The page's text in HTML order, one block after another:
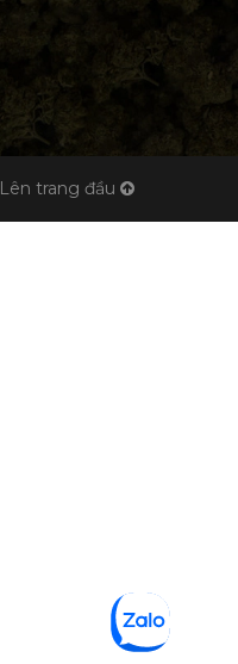
Lên trang đầu